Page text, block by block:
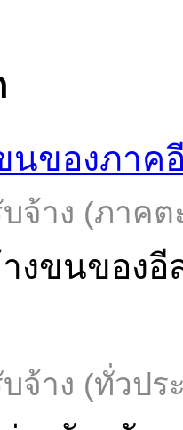
นของภาค
จ้าง (ภาคต
งขนของ
จ้าง (ทั่วปร